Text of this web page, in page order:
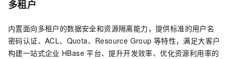
多租户
内置面向多租户的数据安全和资源隔离能力，提供标准的用户名
密码认证、ACL、Quota、Resource Group 等特性，满足大客户
构建一站式企业 HBase 平台、提升开发效率、优化资源利用率的